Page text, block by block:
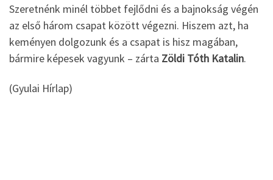
Szeretnénk minél többet fejlődni és a bajnokság végén
az első három csapat között végezni. Hiszem azt, ha
keményen dolgozunk és a csapat is hisz magában,
bármire képesek vagyunk – zárta Zöldi Tóth Katalin.
(Gyulai Hírlap)